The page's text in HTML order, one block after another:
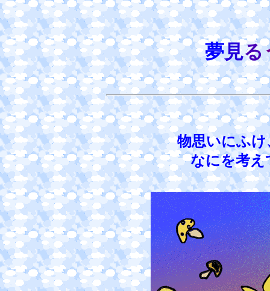
夢見る
物思いにふ
なにを考え